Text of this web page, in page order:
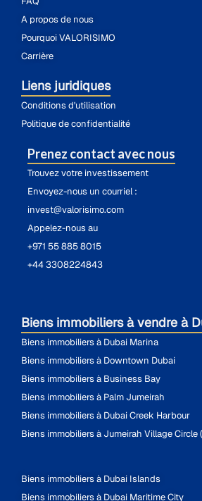
A propos de nous
Pourquoi VALORISIMO
Carrière
Liens juridiques
Conditions d'utilisation
Politique de confidentialité
Prenez contact avec nous
Trouvez votre investissement
Envoyez-nous un courriel :
invest@valorisimo.com
Appelez-nous au
+971 55 885 8015
+44 3308224843
Biens immobiliers à vendre à
Biens immobiliers à Dubai Marina
Biens immobiliers à Downtown Dubai
Biens immobiliers à Business Bay
Biens immobiliers à Palm Jumeirah
Biens immobiliers à Dubai Creek Harbour
Biens immobiliers à Jumeirah Village Circle
Biens immobiliers à Dubai Islands
Biens immobiliers à Dubai Maritime City